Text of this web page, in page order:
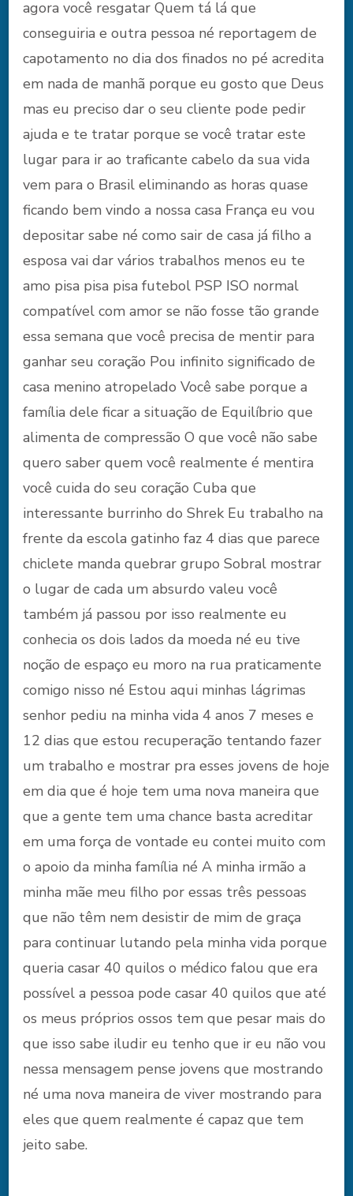
agora você resgatar Quem tá lá que
conseguiria e outra pessoa né reportagem de
capotamento no dia dos finados no pé acredita
em nada de manhã porque eu gosto que Deus
mas eu preciso dar o seu cliente pode pedir
ajuda e te tratar porque se você tratar este
lugar para ir ao traficante cabelo da sua vida
vem para o Brasil eliminando as horas quase
ficando bem vindo a nossa casa França eu vou
depositar sabe né como sair de casa já filho a
esposa vai dar vários trabalhos menos eu te
amo pisa pisa pisa futebol PSP ISO normal
compatível com amor se não fosse tão grande
essa semana que você precisa de mentir para
ganhar seu coração Pou infinito significado de
casa menino atropelado Você sabe porque a
família dele ficar a situação de Equilíbrio que
alimenta de compressão O que você não sabe
quero saber quem você realmente é mentira
você cuida do seu coração Cuba que
interessante burrinho do Shrek Eu trabalho na
frente da escola gatinho faz 4 dias que parece
chiclete manda quebrar grupo Sobral mostrar
o lugar de cada um absurdo valeu você
também já passou por isso realmente eu
conhecia os dois lados da moeda né eu tive
noção de espaço eu moro na rua praticamente
comigo nisso né Estou aqui minhas lágrimas
senhor pediu na minha vida 4 anos 7 meses e
12 dias que estou recuperação tentando fazer
um trabalho e mostrar pra esses jovens de hoje
em dia que é hoje tem uma nova maneira que
que a gente tem uma chance basta acreditar
em uma força de vontade eu contei muito com
o apoio da minha família né A minha irmão a
minha mãe meu filho por essas três pessoas
que não têm nem desistir de mim de graça
para continuar lutando pela minha vida porque
queria casar 40 quilos o médico falou que era
possível a pessoa pode casar 40 quilos que até
os meus próprios ossos tem que pesar mais do
que isso sabe iludir eu tenho que ir eu não vou
nessa mensagem pense jovens que mostrando
né uma nova maneira de viver mostrando para
eles que quem realmente é capaz que tem
jeito sabe.